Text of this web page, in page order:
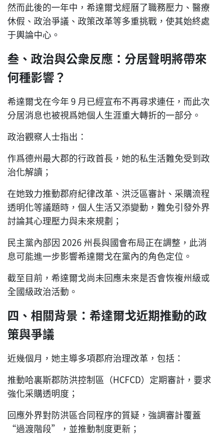
然而此後的一年中，希達爾戈經曆了職務壓力、醫療
休假、政治爭議、政策改革等多重挑戰，使其始終處
于輿論中心。
叁、政治與公衆反應：分居聲明將帶來
何種影響？
希達爾戈在今年 9 月已經宣布不再尋求連任，而此次
分居消息也被視爲她個人生涯重大轉折的一部分。
政治觀察人士指出：
作爲德州最大郡的行政首長，她的私生活難免受到政
治化解讀；
在她致力推動郡府紀律改革、洪泛區審計、采購流程
透明化等議題時，個人生活又添變動，難免引發外界
討論其心理壓力與未來規劃；
民主黨內部因 2026 州長與國會布局正在調整，此消
息可能進一步影響希達爾戈在黨內的角色定位。
截至目前，希達爾戈尚未回應未來是否會恢複州級或
全國級政治活動。
四、相關背景：希達爾戈近期推動的政
策與爭議
近幾個月，她主導多項郡府治理改革，包括：
推動哈裏斯郡防洪控制區（HCFCD）定期審計，要求
強化采購透明度；
回應外界對防洪區合同程序的質疑，強調審計覆蓋
“過渡階段”，並推動制度更新；